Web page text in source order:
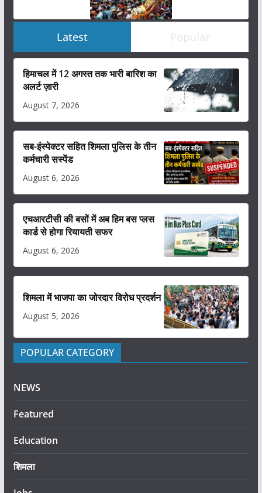
Latest Popular
हिमाचल में 12 अगस्त तक भारी बारिश का
अलर्ट ज़ारी
August 7, 2026
सब-इंस्पेक्टर सहित शिमला पुलिस के तीन
कर्मचारी सस्पेंड
August 6, 2026
एचआरटीसी की बसों में अब हिम बस प्लस
कार्ड से होगा रियायती सफर
August 6, 2026
शिमला में भाजपा का जोरदार विरोध प्रदर्शन
August 5, 2026
POPULAR CATEGORY
NEWS
Featured
Education
शिमला